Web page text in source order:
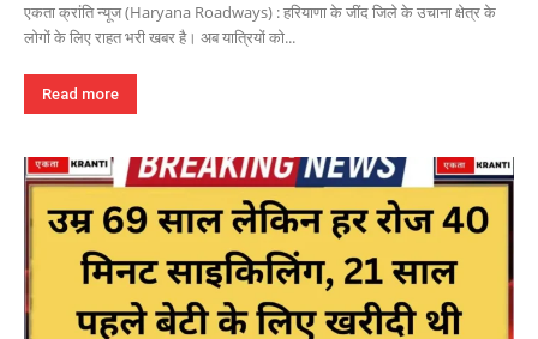
एकता क्रांति न्यूज (Haryana Roadways) : हरियाणा के जींद जिले के उचाना क्षेत्र के
लोगों के लिए राहत भरी खबर है। अब यात्रियों को...
Read more